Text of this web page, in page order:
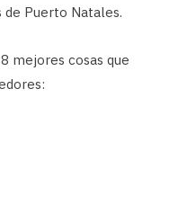
Puerto Natales.
mejores cosas que